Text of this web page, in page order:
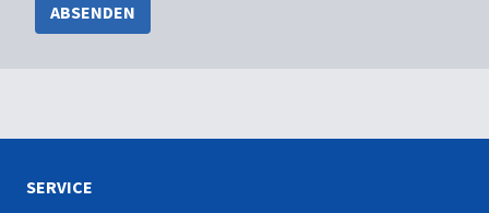
ABSENDEN
SERVICE